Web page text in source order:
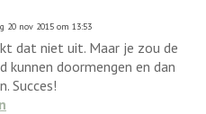
20 nov 2015 om 13:53
dat niet uit. Maar je zou de
kunnen doormengen en dan
Succes!